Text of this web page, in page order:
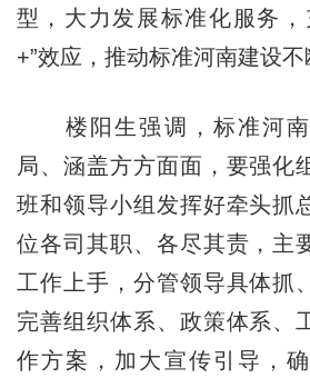
型，大力发展标准化服务，
+”效应，推动标准河南建设不
楼阳生强调，标准河南
局、涵盖方方面面，要强化
班和领导小组发挥好牵头抓
位各司其职、各尽其责，主
工作上手，分管领导具体抓
完善组织体系、政策体系、
作方案，加大宣传引导，